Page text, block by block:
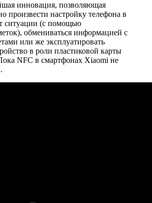
инновация, позволяющая
произвести настройку телефона в
ситуации (с помощью
обмениваться информацией с
или же эксплуатировать
в роли пластиковой карты
NFC в смартфонах Xiaomi не